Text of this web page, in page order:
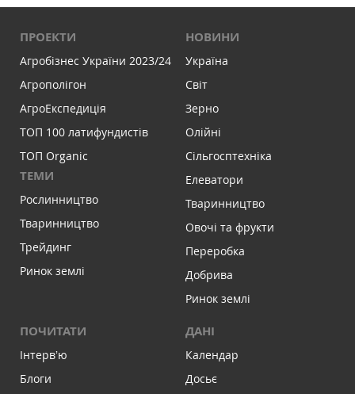
ПРОЕКТИ
Агробізнес України 2023/24
Агрополігон
АгроЕкспедиція
ТОП 100 латифундистів
ТОП Organic
ТЕМИ
Рослинництво
Тваринництво
Трейдинг
Ринок землі
НОВИНИ
Україна
Світ
Зерно
Олійні
Сільгосптехніка
Елеватори
Тваринництво
Овочі та фрукти
Переробка
Добрива
Ринок землі
ПОЧИТАТИ
Інтервʼю
Блоги
ДАНІ
Календар
Досьє